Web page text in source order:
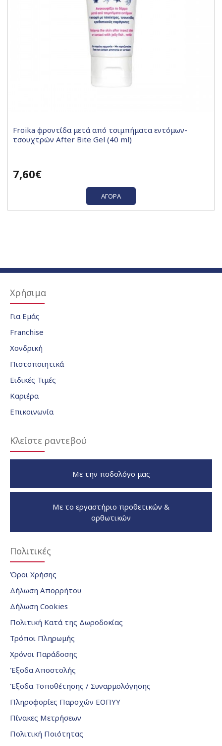
Froika φροντίδα μετά από τσιμπήματα εντόμων-
τσουχτρών After Bite Gel (40 ml)
7,60€
ΑΓΟΡΆ
Χρήσιμα
Για Εμάς
Franchise
Χονδρική
Πιστοποιητικά
Ειδικές Τιμές
Καριέρα
Επικοινωνία
Κλείστε ραντεβού
Με την ποδολόγο μας
Με το εργαστήριο προθετικών &
ορθωτικών
Πολιτικές
Όροι Χρήσης
Δήλωση Απορρήτου
Δήλωση Cookies
Πολιτική Κατά της Δωροδοκίας
Τρόποι Πληρωμής
Χρόνοι Παράδοσης
Έξοδα Αποστολής
Έξοδα Τοποθέτησης / Συναρμολόγησης
Πληροφορίες Παροχών ΕΟΠΥΥ
Πίνακες Μετρήσεων
Πολιτική Ποιότητας